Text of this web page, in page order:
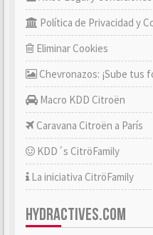
Política de Privacidad y
Eliminar Cookies
Chevronazos: ¡Sube tus
Macro KDD Citroën
Caravana Citroën a París
KDD´s CitröFamily
La iniciativa CitröFamily
HYDRACTIVES.COM